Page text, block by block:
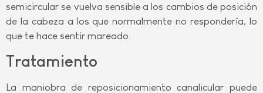
semicircular se vuelva sensible a los cambios de posición
de la cabeza a los que normalmente no respondería, lo
que te hace sentir mareado.
Tratamiento
La maniobra de reposicionamiento canalicular puede